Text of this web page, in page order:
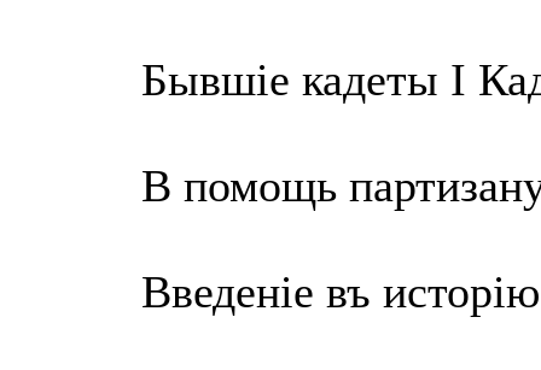
Бывшiе кадеты I
В помощь
Введенiе въ